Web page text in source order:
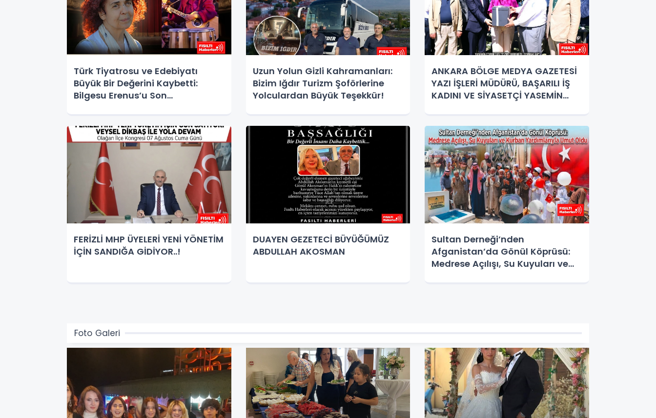
Türk Tiyatrosu ve Edebiyatı
Büyük Bir Değerini Kaybetti:
Bilgesu Erenus’u Son
Uzun Yolun Gizli Kahramanları:
Bizim Iğdır Turizm Şoförlerine
Yolculardan Büyük Teşekkür!
ANKARA BÖLGE MEDYA GAZETESİ
YAZI İŞLERİ MÜDÜRÜ, BAŞARILI İŞ
KADINI VE SİYASETÇİ YASEMİN
FERİZLİ MHP ÜYELERİ YENİ YÖNETİM
İÇİN SANDIĞA GİDİYOR..!
DUAYEN GEZETECİ BÜYÜĞÜMÜZ
ABDULLAH AKOSMAN
Sultan Derneği’nden
Afganistan’da Gönül Köprüsü:
Medrese Açılışı, Su Kuyuları ve
Foto Galeri